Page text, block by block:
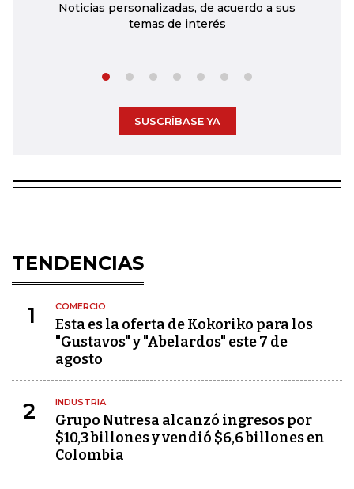
Noticias personalizadas, de acuerdo a sus
temas de interés
SUSCRÍBASE YA
TENDENCIAS
1 COMERCIO
Esta es la oferta de Kokoriko para los
"Gustavos" y "Abelardos" este 7 de
agosto
2 INDUSTRIA
Grupo Nutresa alcanzó ingresos por
$10,3 billones y vendió $6,6 billones en
Colombia